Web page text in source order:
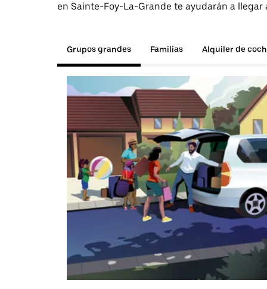
en Sainte-Foy-La-Grande te ayudarán a
Grupos grandes Familias Alquiler de